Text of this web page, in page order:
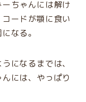
ちゃんには解け
ードが顎に食い
なる。
になるまでは、
には、やっぱり